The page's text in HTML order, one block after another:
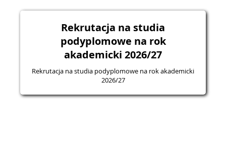
Rekrutacja na studia
podyplomowe na rok
akademicki 2026/27
Rekrutacja na studia podyplomowe na rok akademicki
2026/27